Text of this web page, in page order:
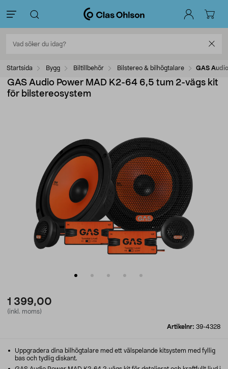
Startsida Bygg Biltillbehör Bilstereo & bilhögtalare GAS
GAS Audio Power MAD K2-64 6,5 tum 2-vägs kit
för bilstereosystem
1 399,00
(inkl. moms)
Artikelnr: 39-4328
Uppgradera dina bilhögtalare med ett välspelande kitsystem med fyllig
bas och tydlig diskant.